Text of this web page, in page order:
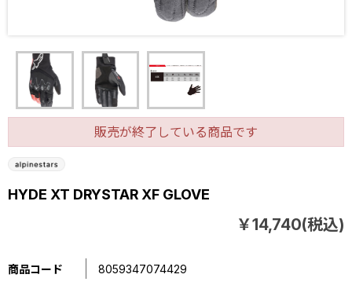
HYDE XT DRYSTAR XF GLOVE
￥14,740(税込)
商品コード 8059347074429
販売が終了している商品です